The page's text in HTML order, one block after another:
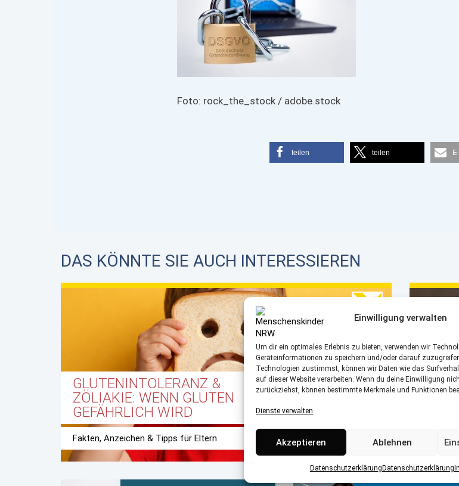
Einwilligung verwalten
Um dir ein optimales Erlebnis zu bieten, verwenden wir
Geräteinformationen zu speichern und/oder darauf
Technologien zustimmst, können wir Daten wie das
auf dieser Website verarbeiten. Wenn du deine Einwilligung
zurückziehst, können bestimmte Merkmale und Funktionen
Dienste verwalten
Akzeptieren Ablehnen
Datenschutzerklärung Datenschutzerklärung
Foto: rock_the_stock / adobe.stock
teilen teilen
DAS KÖNNTE SIE AUCH INTERESSIEREN
GLUTENINTOLERANZ &
ZÖLIAKIE: WENN GLUTEN
GEFÄHRLICH WIRD
Fakten, Anzeichen & Tipps für Eltern
DAS
Fakten,